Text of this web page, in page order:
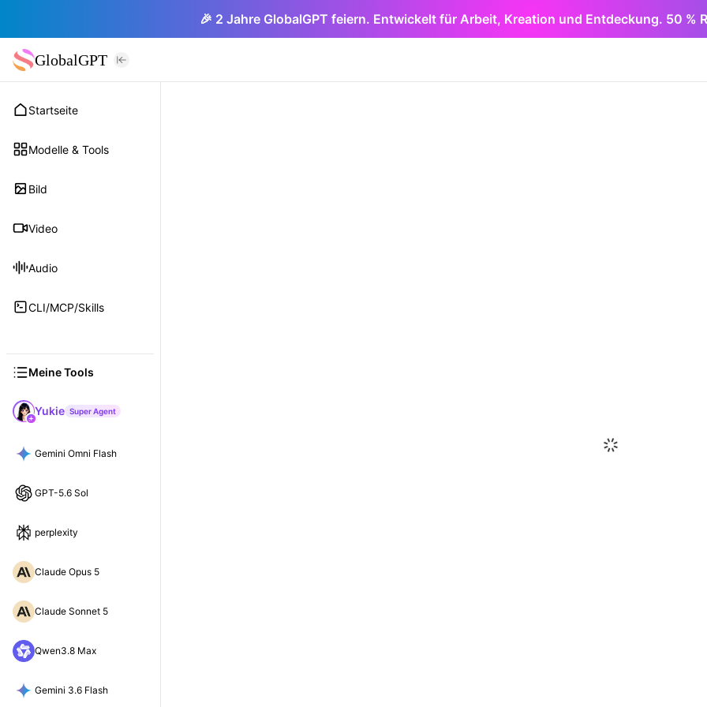
🎉 2 Jahre GlobalGPT feiern. Entwickelt für Arbeit, Kreation und Entdeckung. 50 %
GlobalGPT
Startseite
Modelle & Tools
Bild
Video
Audio
CLI/MCP/Skills
Meine Tools
Yukie Super Agent
Gemini Omni Flash
GPT-5.6 Sol
perplexity
Claude Opus 5
Claude Sonnet 5
Qwen3.8 Max
Gemini 3.6 Flash